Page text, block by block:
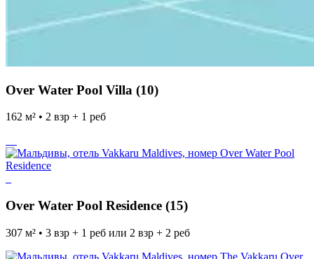
Over Water Pool Villa (10)
162 м² • 2 взр + 1 реб
Over Water Pool Residence (15)
307 м² • 3 взр + 1 реб или 2 взр + 2 реб